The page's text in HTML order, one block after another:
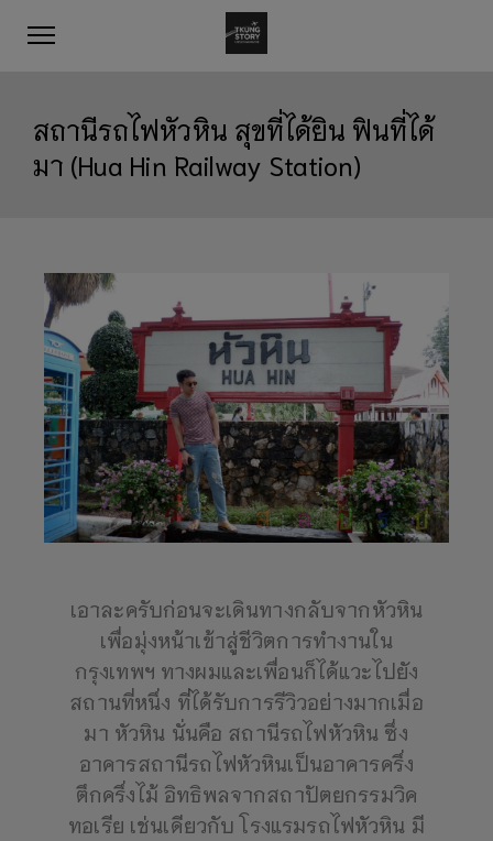
สถานีรถไฟหัวหิน สุขที่ได้ยิน ฟินที่ได้
มา (Hua Hin Railway Station)
เอาละครับก่อนจะเดินทางกลับจากหัวหิน
เพื่อมุ่งหน้าเข้าสู่ชีวิตการทำงานใน
กรุงเทพฯ ทางผมและเพื่อนก็ได้แวะไปยัง
สถานที่หนึ่ง ที่ได้รับการรีวิวอย่างมากเมื่อ
มา หัวหิน นั่นคือ สถานีรถไฟหัวหิน ซึ่ง
อาคารสถานีรถไฟหัวหินเป็นอาคารครึ่ง
ตึกครึ่งไม้ อิทธิพลจากสถาปัตยกรรมวิค
ทอเรีย เช่นเดียวกับ โรงแรมรถไฟหัวหิน มี